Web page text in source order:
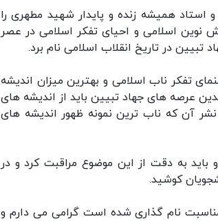
همیشه زنده و پایدار شهید مطهری را
نوین اسلامی و احیای تفکر اسلامی در عصر
در تاریخ انقلاب اسلامی نام برد.
تفکر ناب اسلامی و بهترین میزان اندیشه
عرصه های جهاد تبیین باید از اندیشه های
آن که ناب ترین نمونه ظهور اندیشه های
به دقت از این موضوع مراقبت کرد و در
کوشید.
نام گذاری شده است گرامی می دارم و